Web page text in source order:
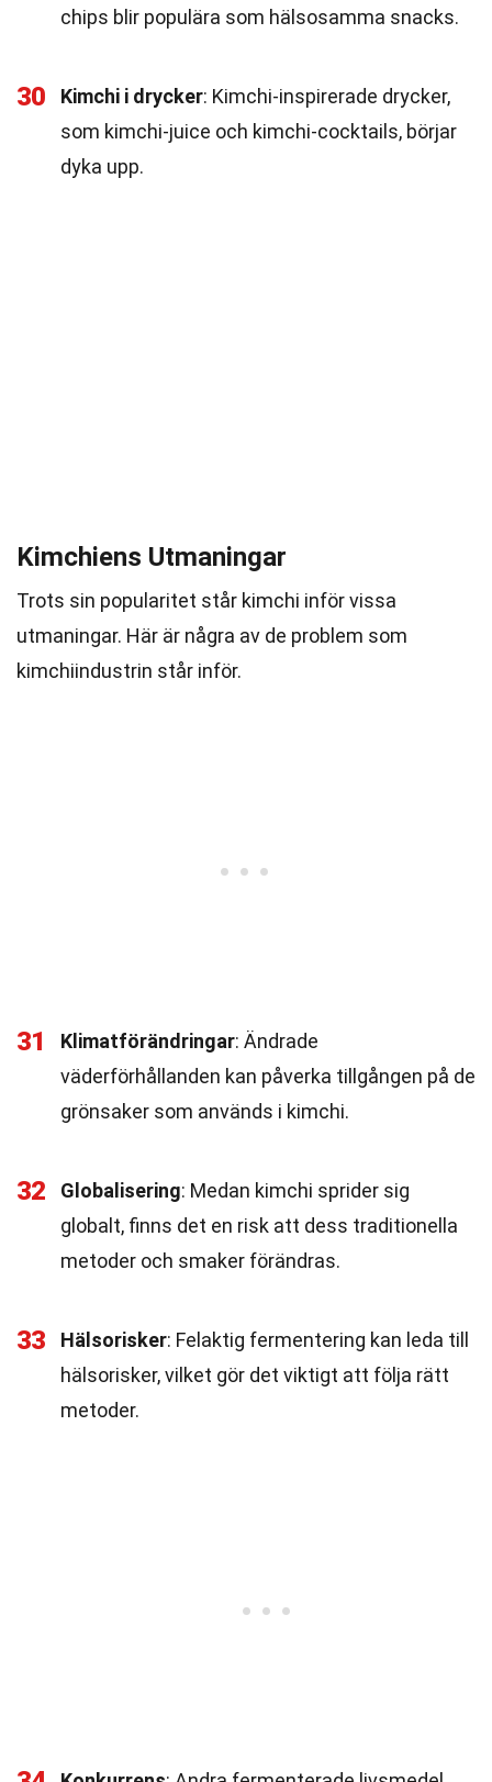
chips blir populära som hälsosamma snacks.
30 Kimchi i drycker: Kimchi-inspirerade drycker,
som kimchi-juice och kimchi-cocktails, börjar
dyka upp.
Kimchiens Utmaningar
Trots sin popularitet står kimchi inför vissa
utmaningar. Här är några av de problem som
kimchiindustrin står inför.
31 Klimatförändringar: Ändrade
väderförhållanden kan påverka tillgången på de
grönsaker som används i kimchi.
32 Globalisering: Medan kimchi sprider sig
globalt, finns det en risk att dess traditionella
metoder och smaker förändras.
33 Hälsorisker: Felaktig fermentering kan leda till
hälsorisker, vilket gör det viktigt att följa rätt
metoder.